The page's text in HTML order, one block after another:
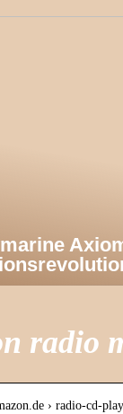
radio
› radio-cd-